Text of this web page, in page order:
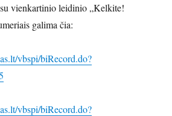
vienkartinio leidinio „Kelkite!
galima čia:
vbspi/biRecord.do?
vbspi/biRecord.do?